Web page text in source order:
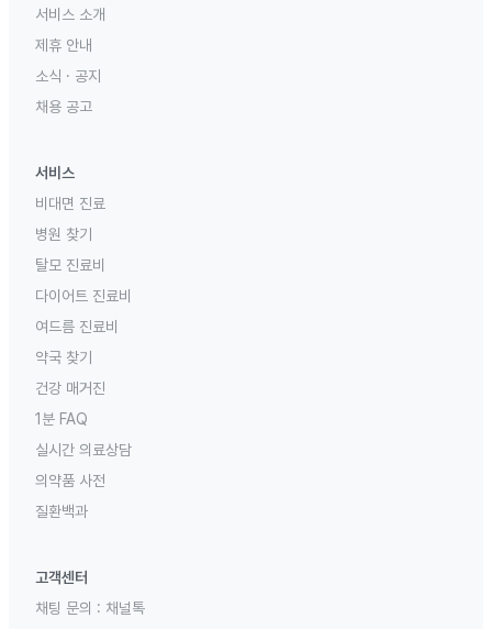
서비스 소개
제휴 안내
소식 · 공지
채용 공고
서비스
비대면 진료
병원 찾기
탈모 진료비
다이어트 진료비
여드름 진료비
약국 찾기
건강 매거진
1분 FAQ
실시간 의료상담
의약품 사전
질환백과
고객센터
채팅 문의 : 채널톡